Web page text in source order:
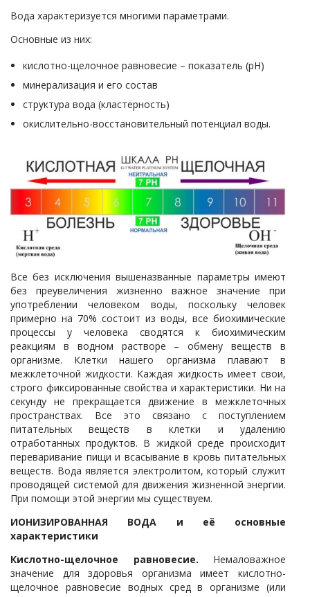
Вода характеризуется многими параметрами.
Основные из них:
кислотно-щелочное равновесие – показатель (рН)
минерализация и его состав
структура вода (кластерность)
окислительно-восстановительный потенциал воды.
Все без исключения вышеназванные параметры имеют
без преувеличения жизненно важное значение при
употреблении человеком воды, поскольку человек
примерно на 70% состоит из воды, все биохимические
процессы у человека сводятся к биохимическим
реакциям в водном растворе – обмену веществ в
организме. Клетки нашего организма плавают в
межклеточной жидкости. Каждая жидкость имеет свои,
строго фиксированные свойства и характеристики. Ни на
секунду не прекращается движение в межклеточных
пространствах. Все это связано с поступлением
питательных веществ в клетки и удалению
отработанных продуктов. В жидкой среде происходит
переваривание пищи и всасывание в кровь питательных
веществ. Вода является электролитом, который служит
проводящей системой для движения жизненной энергии.
При помощи этой энергии мы существуем.
ИОНИЗИРОВАННАЯ ВОДА и её основные
характеристики
Кислотно-щелочное равновесие. Немаловажное
значение для здоровья организма имеет кислотно-
щелочное равновесие водных сред в организме (или